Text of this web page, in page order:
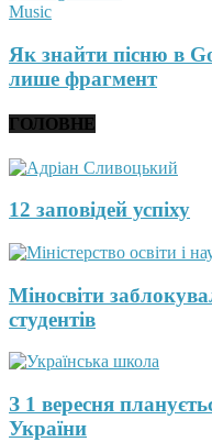
Music
Як знайти пісню в
лише фрагмент
ГОЛОВНЕ
12 заповідей успіху
Міносвіти
студентів
З 1 вересня
України